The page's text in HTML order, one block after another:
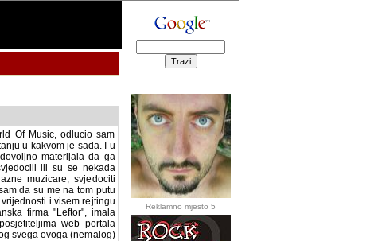
Of Music, odlucio sam
u kakvom je sada. I u
materijala da ga
ili su se nekada desile.
svjedociti njihovim
me na tom putu pratili
i visem rejtingu ovog
firma "Leftor", imala
web portala
svega ovoga (nemalog)
Reklamno mjesto 5